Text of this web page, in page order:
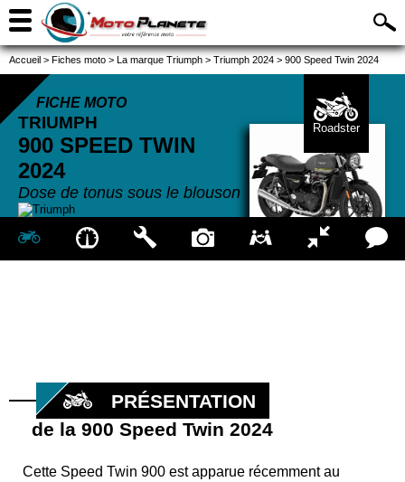
Accueil > Fiches moto > La marque Triumph > Triumph 2024 > 900 Speed Twin 2024
FICHE MOTO
TRIUMPH
900 SPEED TWIN
2024
Dose de tonus sous le blouson
Roadster
PRÉSENTATION
de la 900 Speed Twin 2024
Cette Speed Twin 900 est apparue récemment au